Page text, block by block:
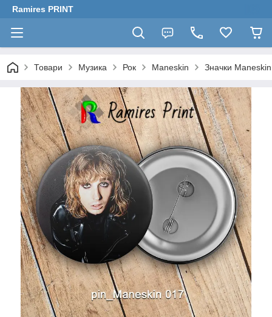
Ramires PRINT
Товари Музика Рок Maneskin Значки Maneskin